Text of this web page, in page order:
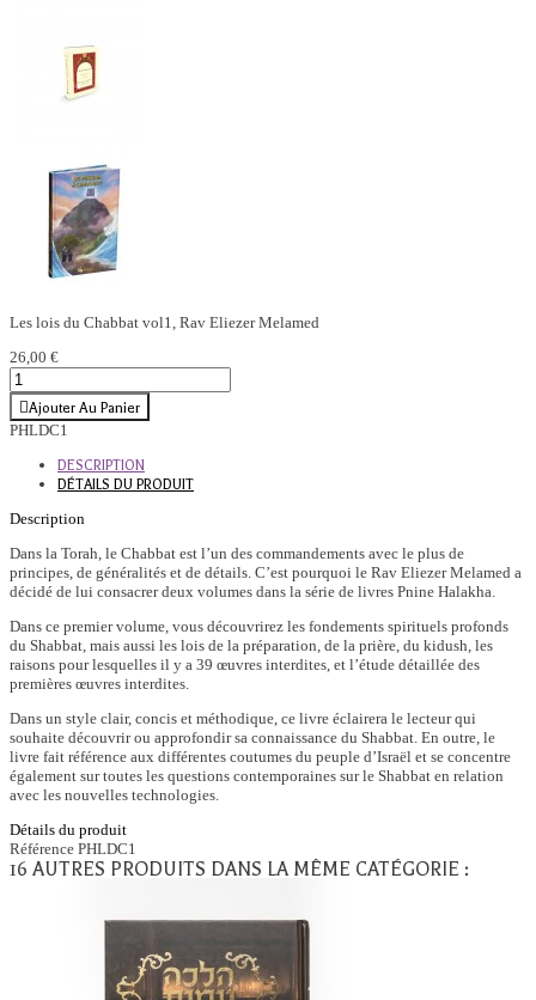
Les lois du Chabbat vol1, Rav Eliezer Melamed
26,00 €
Ajouter Au Panier
PHLDC1
DESCRIPTION
DÉTAILS DU PRODUIT
Description
Dans la Torah, le Chabbat est l’un des commandements avec le plus de
principes, de généralités et de détails. C’est pourquoi le Rav Eliezer Melamed a
décidé de lui consacrer deux volumes dans la série de livres Pnine Halakha.
Dans ce premier volume, vous découvrirez les fondements spirituels profonds
du Shabbat, mais aussi les lois de la préparation, de la prière, du kidush, les
raisons pour lesquelles il y a 39 œuvres interdites, et l’étude détaillée des
premières œuvres interdites.
Dans un style clair, concis et méthodique, ce livre éclairera le lecteur qui
souhaite découvrir ou approfondir sa connaissance du Shabbat. En outre, le
livre fait référence aux différentes coutumes du peuple d’Israël et se concentre
également sur toutes les questions contemporaines sur le Shabbat en relation
avec les nouvelles technologies.
Détails du produit
Référence PHLDC1
16 AUTRES PRODUITS DANS LA MÊME CATÉGORIE :